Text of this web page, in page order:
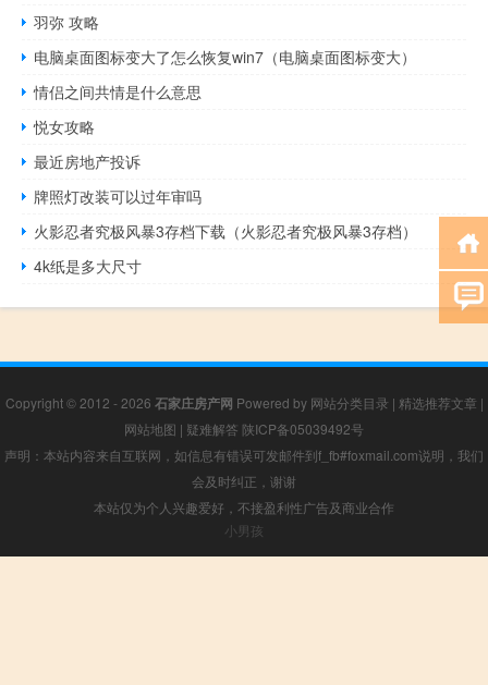
羽弥 攻略
电脑桌面图标变大了怎么恢复win7（电脑桌面图标变大）
情侣之间共情是什么意思
悦女攻略
最近房地产投诉
牌照灯改装可以过年审吗
火影忍者究极风暴3存档下载（火影忍者究极风暴3存档）
4k纸是多大尺寸
Copyright © 2012 - 2026 石家庄房产网 Powered by 网站分类目录 | 精选推荐文章 |
网站地图 | 疑难解答 陕ICP备05039492号
声明：本站内容来自互联网，如信息有错误可发邮件到f_fb#foxmail.com说明，我们
会及时纠正，谢谢
本站仅为个人兴趣爱好，不接盈利性广告及商业合作
小男孩